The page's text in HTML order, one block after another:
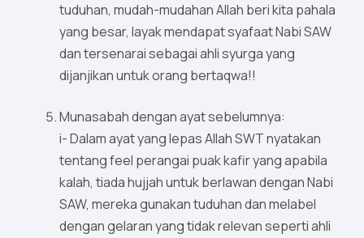
tuduhan, mudah-mudahan Allah beri kita pahala
yang besar, layak mendapat syafaat Nabi SAW
dan tersenarai sebagai ahli syurga yang
dijanjikan untuk orang bertaqwa!!
Munasabah dengan ayat sebelumnya:
i- Dalam ayat yang lepas Allah SWT nyatakan
tentang feel perangai puak kafir yang apabila
kalah, tiada hujjah untuk berlawan dengan Nabi
SAW, mereka gunakan tuduhan dan melabel
dengan gelaran yang tidak relevan seperti ahli